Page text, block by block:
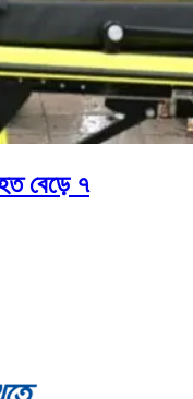
বেড়ে ৭